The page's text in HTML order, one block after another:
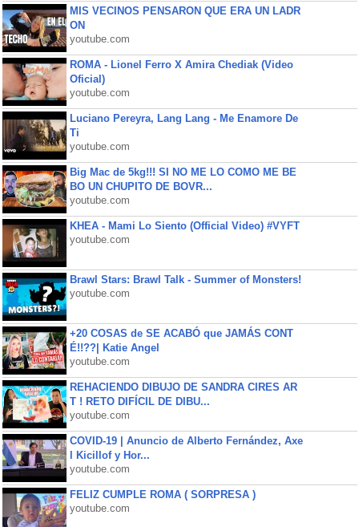
MIS VECINOS PENSARON QUE ERA UN LADR
ON
youtube.com
ROMA - Lionel Ferro X Amira Chediak (Video
Oficial)
youtube.com
Luciano Pereyra, Lang Lang - Me Enamore De
Ti
youtube.com
Big Mac de 5kg!!! SI NO ME LO COMO ME BE
BO UN CHUPITO DE BOVR...
youtube.com
KHEA - Mami Lo Siento (Official Video) #VYFT
youtube.com
Brawl Stars: Brawl Talk - Summer of Monsters!
youtube.com
+20 COSAS de SE ACABÓ que JAMÁS CONT
É!!??| Katie Angel
youtube.com
REHACIENDO DIBUJO DE SANDRA CIRES AR
T ! RETO DIFÍCIL DE DIBU...
youtube.com
COVID-19 | Anuncio de Alberto Fernández, Axe
l Kicillof y Hor...
youtube.com
FELIZ CUMPLE ROMA ( SORPRESA )
youtube.com